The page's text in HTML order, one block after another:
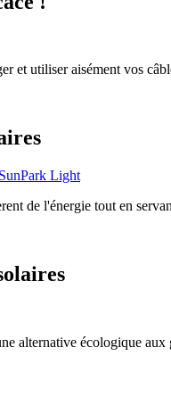
et utiliser aisément vos
de l'énergie tout en
alternative écologique